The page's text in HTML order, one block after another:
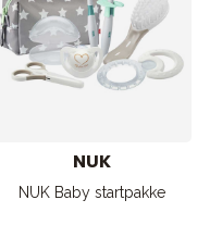
NUK
NUK Baby startpakke